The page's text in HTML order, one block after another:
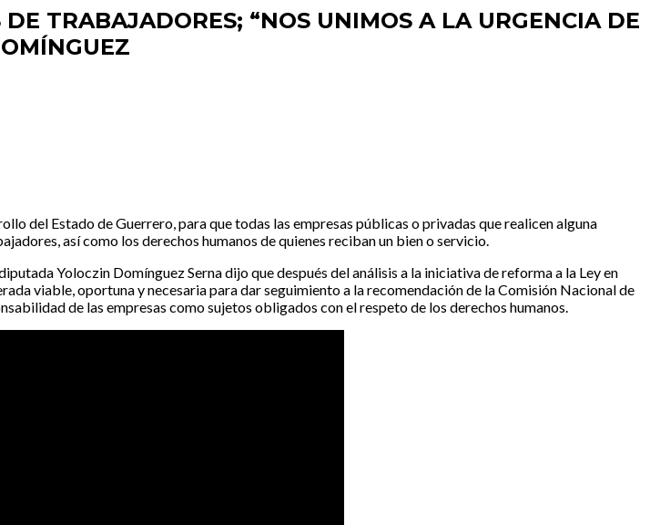
TRABAJADORES; “NOS UNIMOS A LA URGENCIA DE
del Estado de Guerrero, para que todas las empresas públicas o privadas que realicen alguna
así como los derechos humanos de quienes reciban un bien o servicio.
Yoloczin Domínguez Serna dijo que después del análisis a la iniciativa de reforma a la Ley en
viable, oportuna y necesaria para dar seguimiento a la recomendación de la Comisión Nacional de
de las empresas como sujetos obligados con el respeto de los derechos humanos.